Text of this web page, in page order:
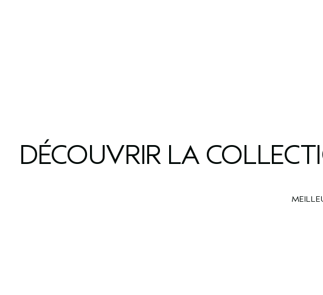
DÉCOUVRIR LA